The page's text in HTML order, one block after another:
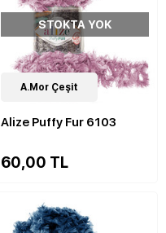
14Çeşit
STOKTA YOK
A.Mor Çeşit
Alize Puffy Fur 6103
60,00 TL